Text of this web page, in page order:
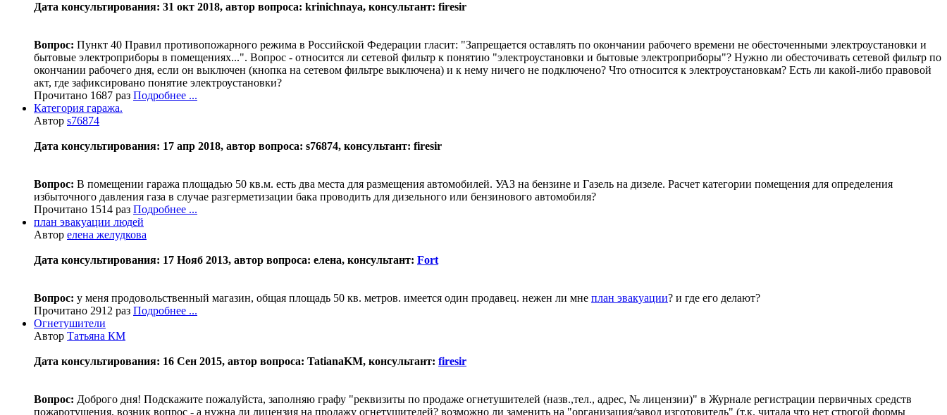
Дата консультирования: 31 окт 2018, автор вопроса: krinichnaya, консультант: firesir
Вопрос: Пункт 40 Правил противопожарного режима в Российской Федерации гласит: "Запрещается оставлять по окончании рабочего времени не обесточенными электроустановки и
бытовые электроприборы в помещениях...". Вопрос - относится ли сетевой фильтр к понятию "электроустановки и бытовые электроприборы"? Нужно ли обесточивать сетевой фильтр по
окончании рабочего дня, если он выключен (кнопка на сетевом фильтре выключена) и к нему ничего не подключено? Что относится к электроустановкам? Есть ли какой-либо правовой
акт, где зафиксировано понятие электроустановки?
Прочитано 1687 раз Подробнее ...
Категория гаража.
Автор s76874
Дата консультирования: 17 апр 2018, автор вопроса: s76874, консультант: firesir
Вопрос: В помещении гаража площадью 50 кв.м. есть два места для размещения автомобилей. УАЗ на бензине и Газель на дизеле. Расчет категории помещения для определения
избыточного давления газа в случае разгерметизации бака проводить для дизельного или бензинового автомобиля?
Прочитано 1514 раз Подробнее ...
план эвакуации людей
Автор елена желудкова
Дата консультирования: 17 Нояб 2013, автор вопроса: елена, консультант: Fort
Вопрос: у меня продовольственный магазин, общая площадь 50 кв. метров. имеется один продавец. нежен ли мне план эвакуации? и где его делают?
Прочитано 2912 раз Подробнее ...
Огнетушители
Автор Татьяна КМ
Дата консультирования: 16 Сен 2015, автор вопроса: TatianaKM, консультант: firesir
Вопрос: Доброго дня! Подскажите пожалуйста, заполняю графу "реквизиты по продаже огнетушителей (назв.,тел., адрес, № лицензии)" в Журнале регистрации первичных средств
пожаротушения, возник вопрос - а нужна ли лицензия на продажу огнетушителей? возможно ли заменить на "организация/завод изготовитель" (т.к. читала что нет строгой формы